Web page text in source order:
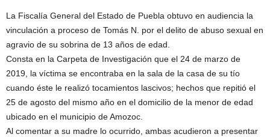
La Fiscalía General del Estado de Puebla obtuvo en audiencia la
vinculación a proceso de Tomás N. por el delito de abuso sexual en
agravio de su sobrina de 13 años de edad.
Consta en la Carpeta de Investigación que el 24 de marzo de
2019, la víctima se encontraba en la sala de la casa de su tío
cuando éste le realizó tocamientos lascivos; hechos que repitió el
25 de agosto del mismo año en el domicilio de la menor de edad
ubicado en el municipio de Amozoc.
Al comentar a su madre lo ocurrido, ambas acudieron a presentar